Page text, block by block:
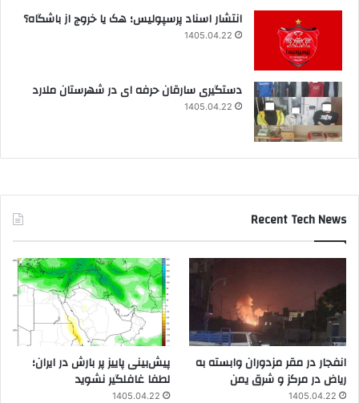
انتشار اسناد پرسپولیس؛ هک یا خروج از باشگاه؟
1405.04.22
دستگیری سارقان حرفه ای در شهرستان ملارد
1405.04.22
Recent Tech News
انفجار در مقر مزدوران وابسته به
ریاض در مرکز و شرق یمن
1405.04.22
پیش‌بینی پاییز پر بارش در ایران؛
لطفا غافلگیر نشوید
1405.04.22